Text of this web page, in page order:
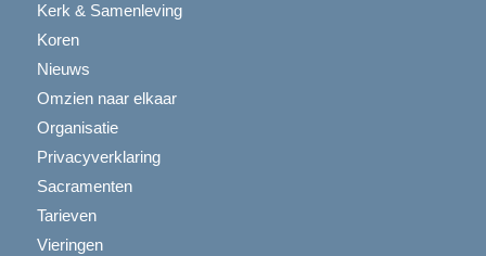
Kerk & Samenleving
Koren
Nieuws
Omzien naar elkaar
Organisatie
Privacyverklaring
Sacramenten
Tarieven
Vieringen